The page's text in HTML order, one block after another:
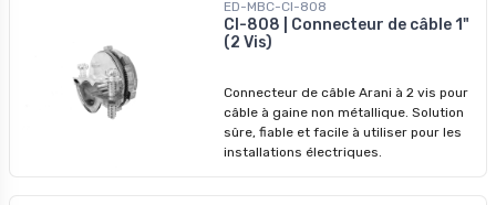
ED-MBC-CI-808
CI-808 | Connecteur de câble 1"
(2 Vis)
Connecteur de câble Arani à 2 vis pour
câble à gaine non métallique. Solution
sûre, fiable et facile à utiliser pour les
installations électriques.